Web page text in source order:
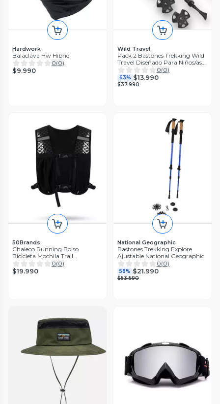
Hardwork
Balaclava Hw Hibrid
0(0)
$9.990
Wild Travel
Pack 2 Bastones Trekking Wild
Travel Diseñado Para Niños/as
Negro
0(0)
63% $13.990
$37.990
50Brands
Chaleco Running Bolso
Bicicleta Mochila Trail
Senderismo Negro
0(0)
$19.990
National Geographic
Bastones Trekking Explore
Ajustable National Geographic
0(0)
58% $21.990
$53.590